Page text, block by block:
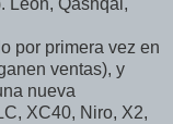
Leon, Qashqai,
por primera vez en
ventas), y
nueva
XC40, Niro, X2,